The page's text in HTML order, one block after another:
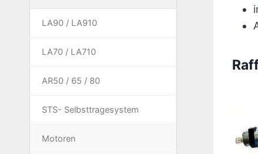
LA90 / LA910
LA70 / LA710
AR50 / 65 / 80
STS- Selbsttragesystem
Motoren